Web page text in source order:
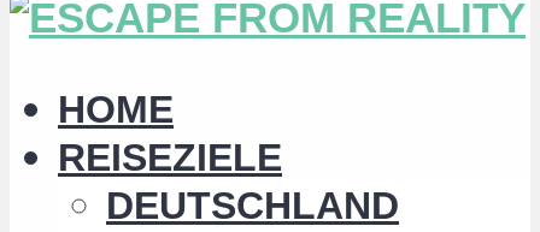
HOME
REISEZIELE
DEUTSCHLAND